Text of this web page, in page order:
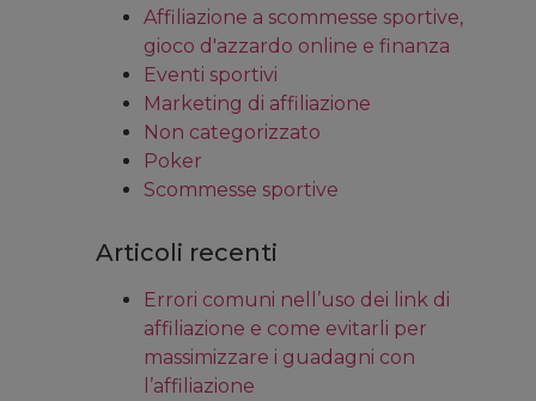
Affiliazione a scommesse sportive,
gioco d'azzardo online e finanza
Eventi sportivi
Marketing di affiliazione
Non categorizzato
Poker
Scommesse sportive
Articoli recenti
Errori comuni nell’uso dei link di
affiliazione e come evitarli per
massimizzare i guadagni con
l’affiliazione